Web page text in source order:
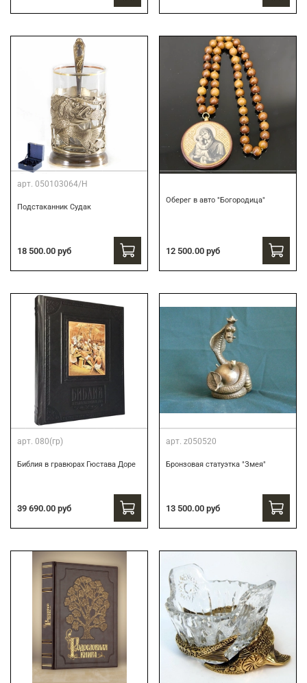
арт. 050103064/Н
Подстаканник Судак
18 500.00 руб
Оберег в авто "Богородица"
12 500.00 руб
арт. 080(гр)
Библия в гравюрах Гюстава Доре
39 690.00 руб
арт. z050520
Бронзовая статуэтка "Змея"
13 500.00 руб